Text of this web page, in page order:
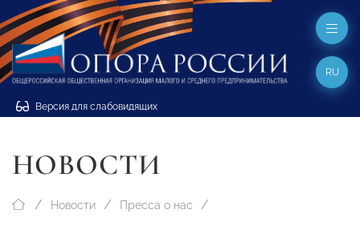
Версия для слабовидящих
RU
НОВОСТИ
Новости Пресса о нас